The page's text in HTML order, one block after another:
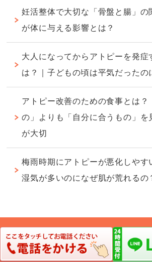
妊活整体で大切な「骨盤と腸」の
が体に与える影響とは？
大人になってからアトピーを発症
は？｜子どもの頃は平気だったの
アトピー改善のための食事とは？
の」よりも「自分に合うもの」を
が大切
梅雨時期にアトピーが悪化しやす
湿気が多いのになぜ肌が荒れるの